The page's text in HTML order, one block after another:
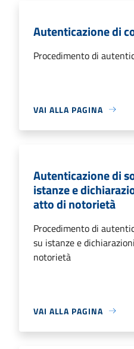
Autenticazione di
Procedimento di
VAI ALLA PAGINA
Autenticazione di
istanze e
atto di notorietà
Procedimento di
su istanze e
notorietà
VAI ALLA PAGINA